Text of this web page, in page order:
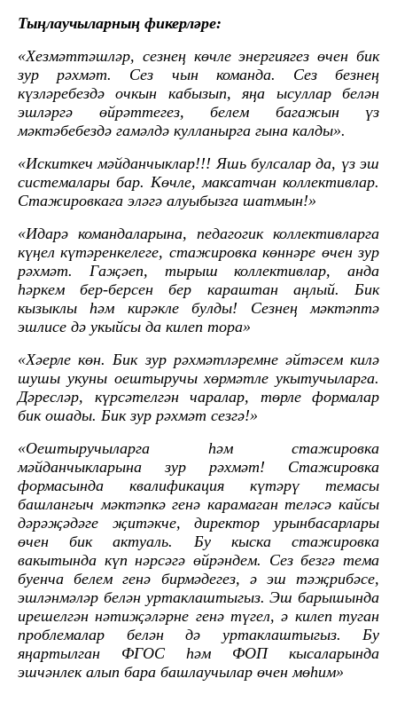
Тыңлаучыларның фикерләре:
«Хезмәттәшләр, сезнең көчле энергиягез өчен бик
зур рәхмәт. Сез чын команда. Сез безнең
күзләребездә очкын кабызып, яңа ысуллар белән
эшләргә өйрәттегез, белем багажын үз
мәктәбебездә гамәлдә кулланырга гына калды».
«Искиткеч мәйданчыклар!!! Яшь булсалар да, үз эш
системалары бар. Көчле, максатчан коллективлар.
Стажировкага эләгә алуыбызга шатмын!»
«Идарә командаларына, педагогик коллективларга
күңел күтәренкелеге, стажировка көннәре өчен зур
рәхмәт. Гаҗәеп, тырыш коллективлар, анда
һәркем бер-берсен бер караштан аңлый. Бик
кызыклы һәм кирәкле булды! Сезнең мәктәптә
эшлисе дә укыйсы да килеп тора»
«Хәерле көн. Бик зур рәхмәтләремне әйтәсем килә
шушы укуны оештыручы хөрмәтле укытучыларга.
Дәресләр, күрсәтелгән чаралар, төрле формалар
бик ошады. Бик зур рәхмәт сезгә!»
«Оештыручыларга һәм стажировка
мәйданчыкларына зур рәхмәт! Стажировка
формасында квалификация күтәрү темасы
башлангыч мәктәпкә генә карамаган теләсә кайсы
дәрәҗәдәге җитәкче, директор урынбасарлары
өчен бик актуаль. Бу кыска стажировка
вакытында күп нәрсәгә өйрәндем. Сез безгә тема
буенча белем генә бирмәдегез, ә эш тәҗрибәсе,
эшләнмәләр белән уртаклаштыгыз. Эш барышында
ирешелгән нәтиҗәләрне генә түгел, ә килеп туган
проблемалар белән дә уртаклаштыгыз. Бу
яңартылган ФГОС һәм ФОП кысаларында
эшчәнлек алып бара башлаучылар өчен мөһим»